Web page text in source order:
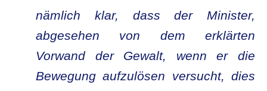
nämlich klar, dass der Minister,
abgesehen von dem erklärten
Vorwand der Gewalt, wenn er die
Bewegung aufzulösen versucht, dies